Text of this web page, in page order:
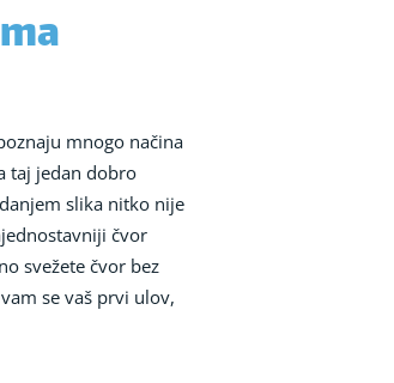
mnogo načina
taj jedan dobro
slika nitko nije
čvor
svežete čvor bez
se vaš prvi ulov,